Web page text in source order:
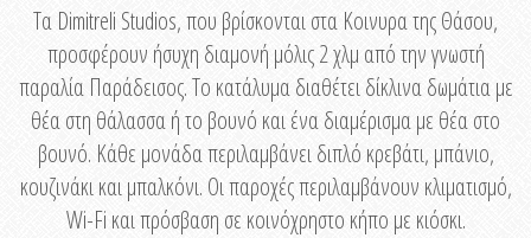
Τα Dimitreli Studios, που βρίσκονται στα Κοινυρα της Θάσου,
προσφέρουν ήσυχη διαμονή μόλις 2 χλμ από την γνωστή
παραλία Παράδεισος. Το κατάλυμα διαθέτει δίκλινα δωμάτια με
θέα στη θάλασσα ή το βουνό και ένα διαμέρισμα με θέα στο
βουνό. Κάθε μονάδα περιλαμβάνει διπλό κρεβάτι, μπάνιο,
κουζινάκι και μπαλκόνι. Οι παροχές περιλαμβάνουν κλιματισμό,
Wi-Fi και πρόσβαση σε κοινόχρηστο κήπο με κιόσκι.